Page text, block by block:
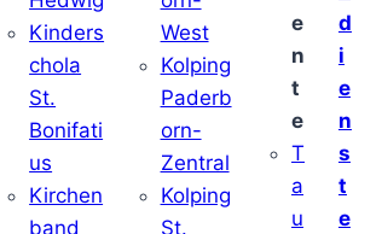
Kinders
chola
St.
Bonifati
us
Kirchen
band
West
Kolping
Paderb
orn-
Zentral
Kolping
St.
e
n
t
e
T
a
u
d
i
e
n
s
t
e